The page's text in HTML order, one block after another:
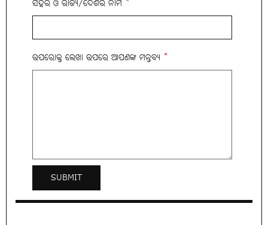
ସହର ଓ ରାଜ୍ୟ/ଦେଶର ନାମ *
ଉପରୋକ୍ତ ଲେଖା ଉପରେ ଆପଣଙ୍କ ମନ୍ତବ୍ୟ *